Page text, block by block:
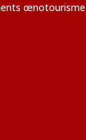
œnotourisme